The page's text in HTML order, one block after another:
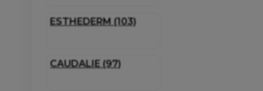
ESTHEDERM (103)
CAUDALIE (97)